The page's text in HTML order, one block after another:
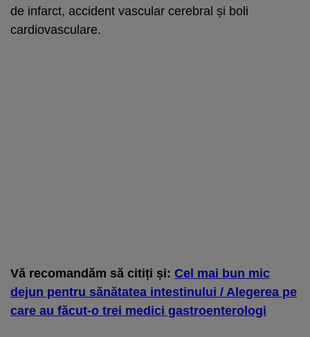
de infarct, accident vascular cerebral și boli
cardiovasculare.
Vă recomandăm să citiți și: Cel mai bun mic
dejun pentru sănătatea intestinului / Alegerea pe
care au făcut-o trei medici gastroenterologi